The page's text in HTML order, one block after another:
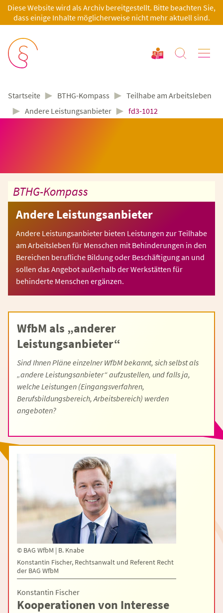
Diese Website wird als Archiv bereitgestellt. Bitte beachten Sie,
dass einige Inhalte möglicherweise nicht mehr aktuell sind.
Startseite ► BTHG-Kompass ► Teilhabe am Arbeitsleben
► Andere Leistungsanbieter ► fd3-1012
BTHG-Kompass
Andere Leistungsanbieter
Andere Leistungsanbieter bieten Leistungen zur Teilhabe
am Arbeitsleben für Menschen mit Behinderungen in den
Bereichen berufliche Bildung oder Beschäftigung an und
sollen das Angebot außerhalb der Werkstätten für
behinderte Menschen ergänzen.
WfbM als „anderer
Leistungsanbieter“
Sind Ihnen Pläne einzelner WfbM bekannt, sich selbst als
„andere Leistungsanbieter“ aufzustellen, und falls ja,
welche Leistungen (Eingangsverfahren,
Berufsbildungsbereich, Arbeitsbereich) werden
angeboten?
© BAG WfbM | B. Knabe
Konstantin Fischer, Rechtsanwalt und Referent Recht
der BAG WfbM
Konstantin Fischer
Kooperationen von Interesse